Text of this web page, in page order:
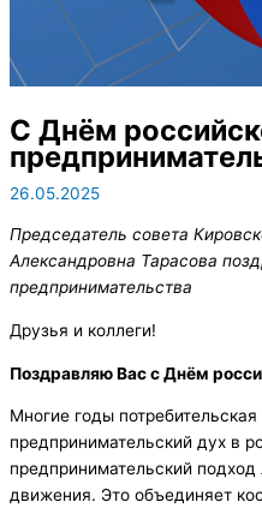
С Днём
26.05.2025
Председатель совета
Александровна Тарасова
предпринимательства
Друзья и коллеги!
Поздравляю Вас с Днём
Многие годы
предпринимательский дух в
предпринимательский
движения. Это объединяет